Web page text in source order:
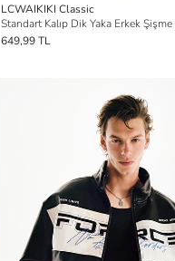
LCWAIKIKI Classic
Standart Kalıp Dik Yaka Erkek Şişme
649,99 TL